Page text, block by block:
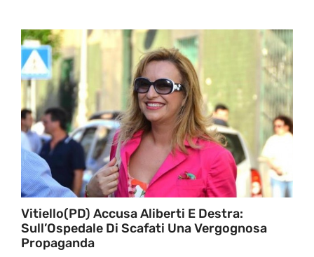
Vitiello(PD) Accusa Aliberti E Destra:
Sull’Ospedale Di Scafati Una Vergognosa
Propaganda